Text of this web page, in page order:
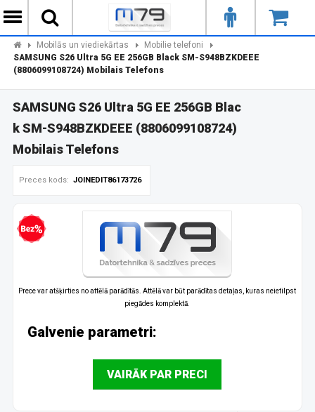
Mobilās un viediekārtas
Mobilie telefoni
SAMSUNG S26 Ultra 5G EE 256GB Black SM-S948BZKDEEE
(8806099108724) Mobilais Telefons
SAMSUNG S26 Ultra 5G EE 256GB Blac
k SM-S948BZKDEEE (8806099108724)
Mobilais Telefons
Preces kods: JOINEDIT86173726
kredīts
Prece var atšķirties no attēlā parādītās. Attēlā var būt parādītas detaļas, kuras neietilpst
piegādes komplektā.
Galvenie parametri:
VAIRĀK PAR PRECI